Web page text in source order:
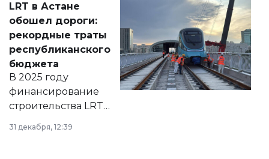
документ
появился в базе
нормативных
правовых актов и
на сайте маслихат
города.
LRT в Астане
обошел дороги:
рекордные траты
республиканского
бюджета
В 2025 году
финансирование
строительства LRT
в Астане из
республиканского
31 декабря, 12:39